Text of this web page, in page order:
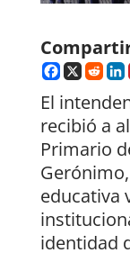
El
recibió a
Primario
educativa
identidad